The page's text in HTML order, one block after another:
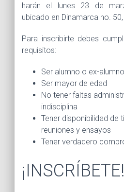
harán el lunes 23 de
ubicado en Dinamarca no.
Para inscribirte debes
requisitos:
Ser alumno o ex-
Ser mayor de edad
No tener faltas
indisciplina
Tener disponibilidad de
reuniones y ensayos
Tener verdadero
¡INSCRÍBETE!